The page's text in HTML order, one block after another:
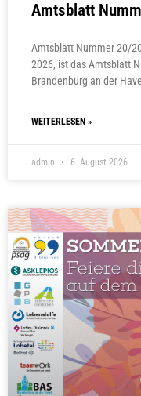
Amtsblatt
Amtsblatt Nummer 20/
2026, ist das Amtsblatt
Brandenburg an der
WEITERLESEN »
admin 6. August 2026